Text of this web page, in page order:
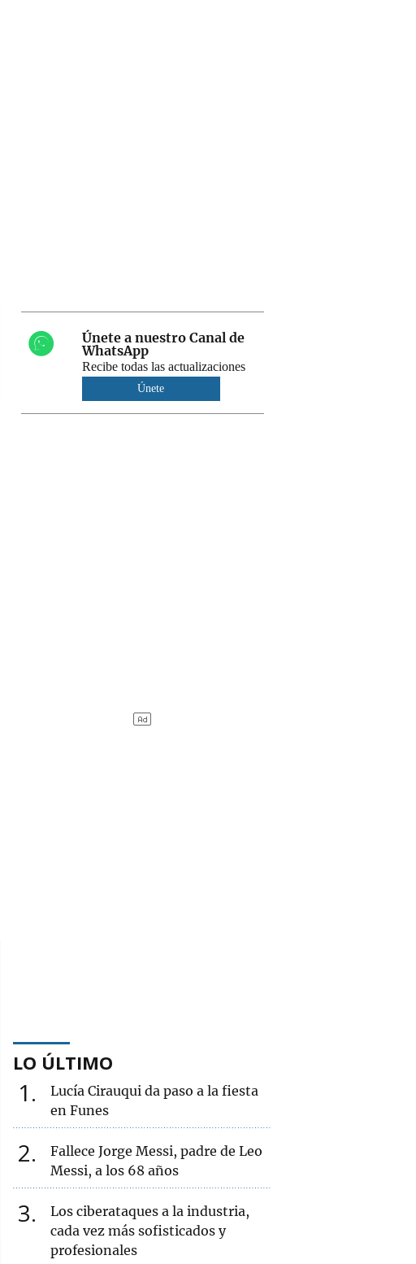
Únete a nuestro Canal de
WhatsApp
Recibe todas las actualizaciones
Únete
LO ÚLTIMO
1
Lucía Cirauqui da paso a la fiesta
en Funes
2
Fallece Jorge Messi, padre de Leo
Messi, a los 68 años
3
Los ciberataques a la industria,
cada vez más sofisticados y
profesionales